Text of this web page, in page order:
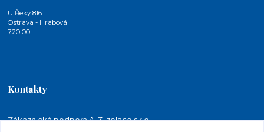
U Řeky 816
Ostrava - Hrabová
720 00
Kontakty
Zákaznická podpora A-Z izolace s.r.o.